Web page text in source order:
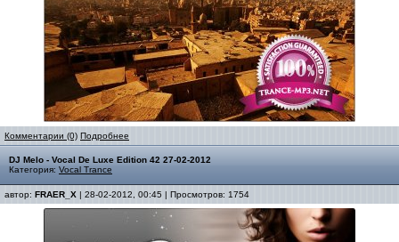
Комментарии (0) Подробнее
DJ Melo - Vocal De Luxe Edition 42 27-02-2012
Категория: Vocal Trance
автор: FRAER_X | 28-02-2012, 00:45 | Просмотров: 1754